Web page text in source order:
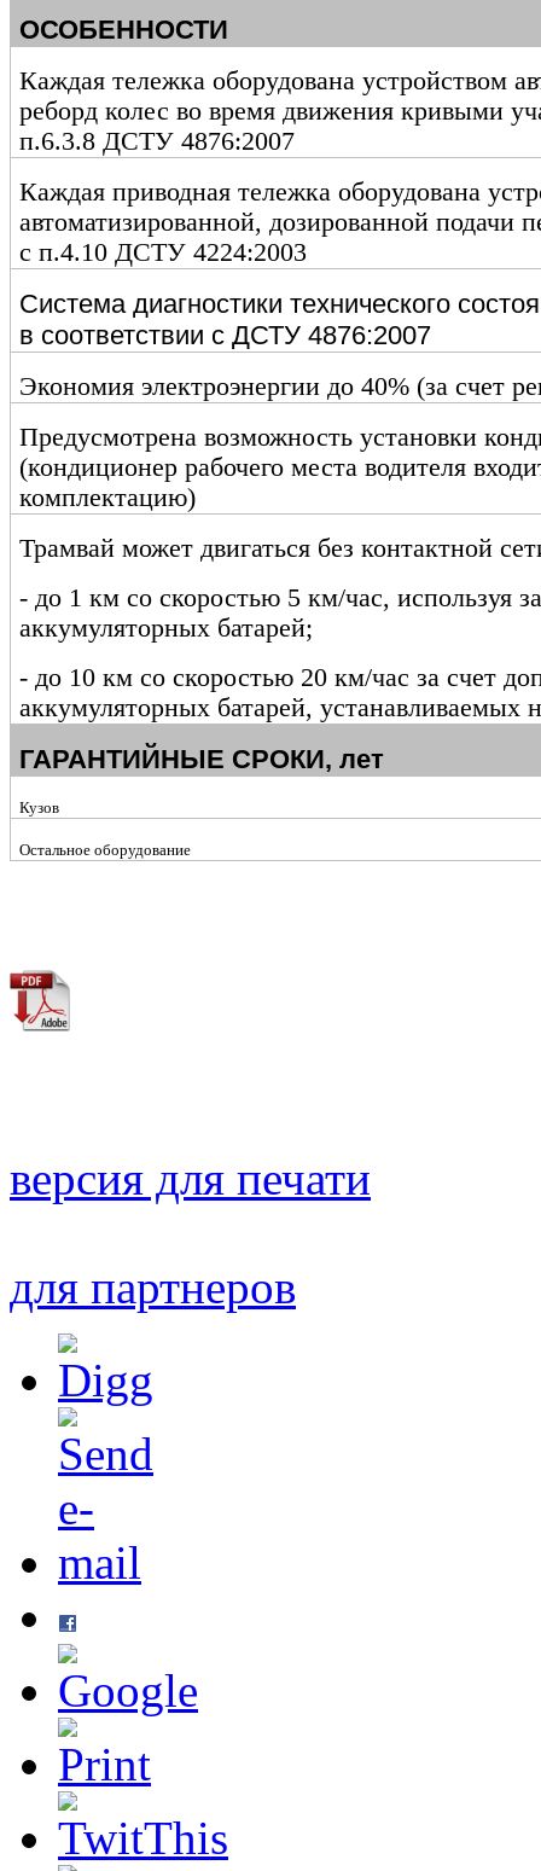
ОСОБЕННОСТИ
Каждая тележка оборудована устройством
реборд колес во время движения кривыми
п.6.3.8 ДСТУ 4876:2007
Каждая приводная тележка оборудована
автоматизированной, дозированной подачи
с п.4.10 ДСТУ 4224:2003
Система диагностики технического
в соответствии с ДСТУ 4876:2007
Экономия электроэнергии до 40% (за счет
Предусмотрена возможность установки
(кондиционер рабочего места водителя
комплектацию)
Трамвай может двигаться без контактной
- до 1 км со скоростью 5 км/час, используя
аккумуляторных батарей;
- до 10 км со скоростью 20 км/час за счет
аккумуляторных батарей, устанавливаемых
ГАРАНТИЙНЫЕ СРОКИ, лет
Кузов
Остальное оборудование
версия для печати
для партнеров